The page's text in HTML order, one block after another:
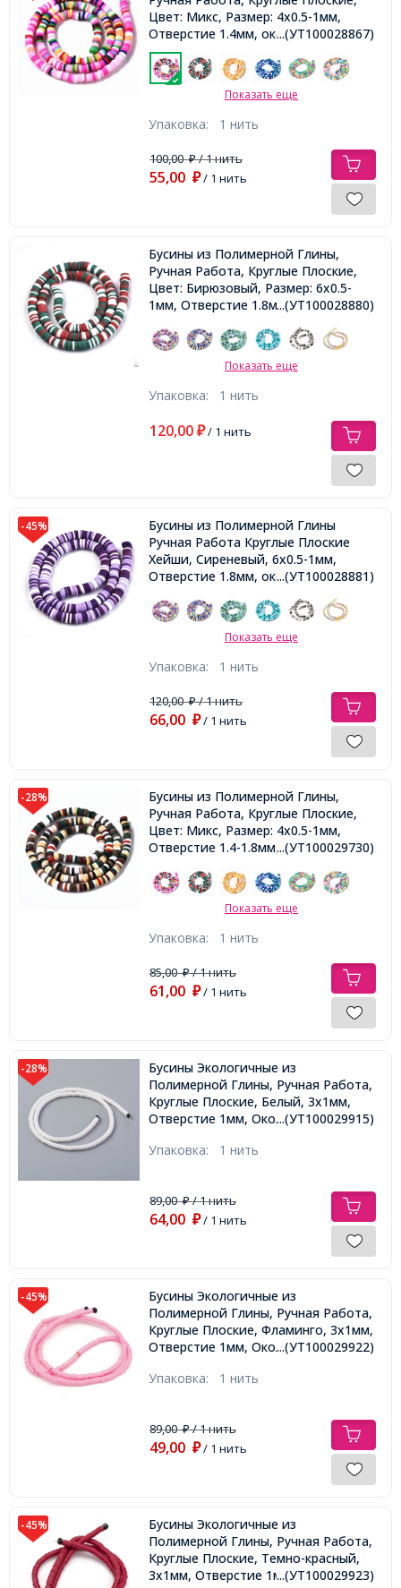
Цвет: Микс, Размер: 4x0.5-1мм,
Отверстие 1.4мм, около
290шт/38см/нить,
...(УТ100028867)
Показать еще
Упаковка: 1 нить
100,00₽/ 1 нить
55,00 ₽/ 1 нить
Бусины из Полимерной Глины,
Ручная Работа, Круглые Плоские,
Цвет: Бирюзовый, Размер: 6x0.5-
1мм, Отверстие 1.8мм, около
...(УТ100028880)
Показать еще
Упаковка: 1 нить
120,00 ₽/ 1 нить
-45%
Бусины из Полимерной Глины
Ручная Работа Круглые Плоские
Хейши, Сиреневый, 6x0.5-1мм,
Отверстие 1.8мм, около 290/38см/
...(УТ100028881)
Показать еще
Упаковка: 1 нить
120,00₽/ 1 нить
66,00 ₽/ 1 нить
-28%
Бусины из Полимерной Глины,
Ручная Работа, Круглые Плоские,
Цвет: Микс, Размер: 4x0.5-1мм,
Отверстие 1.4-1.8мм, около...(УТ100029730)
Показать еще
Упаковка: 1 нить
85,00₽/ 1 нить
61,00 ₽/ 1 нить
-28%
Бусины Экологичные из
Полимерной Глины, Ручная Работа,
Круглые Плоские, Белый, 3х1мм,
Отверстие 1мм, Около 375шт/40см/
...(УТ100029915)
Упаковка: 1 нить
89,00₽/ 1 нить
64,00 ₽/ 1 нить
-45%
Бусины Экологичные из
Полимерной Глины, Ручная Работа,
Круглые Плоские, Фламинго, 3х1мм,
Отверстие 1мм, Около 375шт/40см/
...(УТ100029922)
Упаковка: 1 нить
89,00₽/ 1 нить
49,00 ₽/ 1 нить
-45%
Бусины Экологичные из
Полимерной Глины, Ручная Работа,
Круглые Плоские, Темно-красный,
3х1мм, Отверстие 1мм, Около
...(УТ100029923)